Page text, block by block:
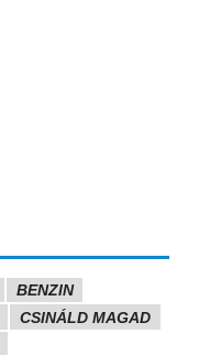
BENZIN
CSINÁLD MAGAD